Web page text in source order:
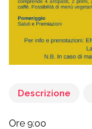
Descrizione
Ore 9:00